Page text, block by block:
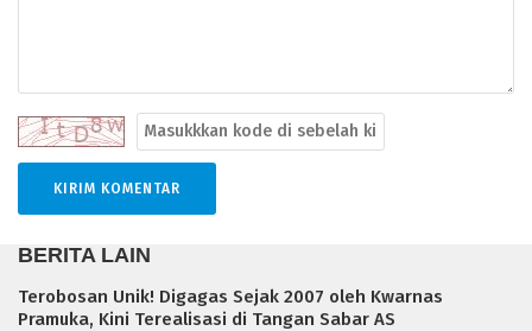
BERITA LAIN
Terobosan Unik! Digagas Sejak 2007 oleh Kwarnas
Pramuka, Kini Terealisasi di Tangan Sabar AS